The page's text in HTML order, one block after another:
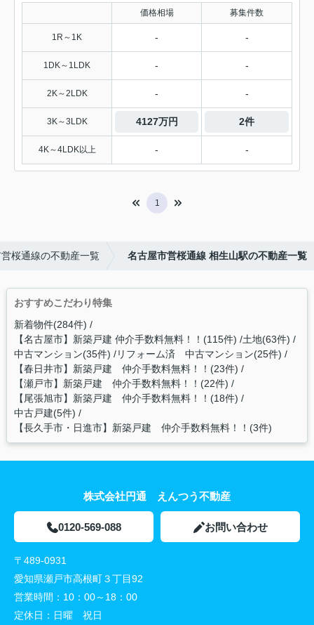
価格相場 募集件数
1R～1K - -
1DK～1LDK - -
2K～2LDK - -
3K～3LDK 4127万円 2件
4K～4LDK以上 - -
1
桜通線の不動産一覧 名古屋市営桜通線 相生山駅の不動産一覧
おすすめこだわり特集
新着物件(284件)
【名古屋市】新築戸建 仲介手数料無料！！(115件) 土地(63件)
中古マンション(35件) リフォーム済 中古マンション(25件)
【春日井市】新築戸建 仲介手数料無料！！(23件)
【瀬戸市】新築戸建 仲介手数料無料！！(22件)
【尾張旭市】新築戸建 仲介手数料無料！！(18件)
中古戸建(5件)
【長久手市・日進市】新築戸建 仲介手数料無料！！(3件)
株式会社円通 えんつう不動産
0120-569-088 お問い合わせ
〒489-0931
愛知県瀬戸市高根町３丁目92
営業時間： 10：00～18：00
定休日： 日曜 祝日